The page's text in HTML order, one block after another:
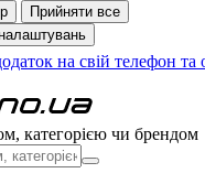
Прийняти все
на свій телефон
категорією чи брендом